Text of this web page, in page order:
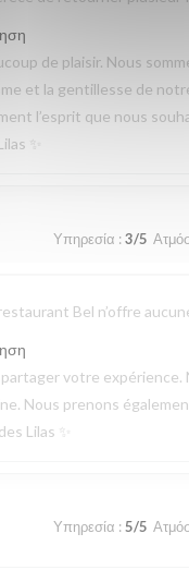
de plaisir. Nous
et la gentillesse de
l’esprit que nous
✨
Υπηρεσία : 3/5
Bel n’offre
votre
Nous prenons
Lilas ✨
Υπηρεσία : 5/5